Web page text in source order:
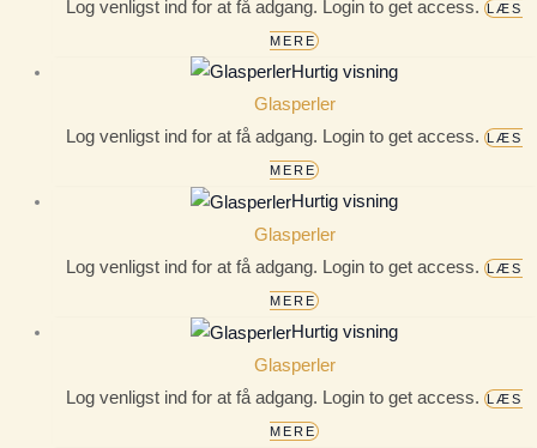
Log venligst ind for at få adgang. Login to get access.
LÆS
MERE
Hurtig visning
Glasperler
Log venligst ind for at få adgang. Login to get access.
LÆS
MERE
Hurtig visning
Glasperler
Log venligst ind for at få adgang. Login to get access.
LÆS
MERE
Hurtig visning
Glasperler
Log venligst ind for at få adgang. Login to get access.
LÆS
MERE